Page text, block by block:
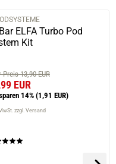
ELFA Turbo Pod
Kit
Preis 13,90 EUR
EUR
14% (1,91 EUR)
zzgl. Versand